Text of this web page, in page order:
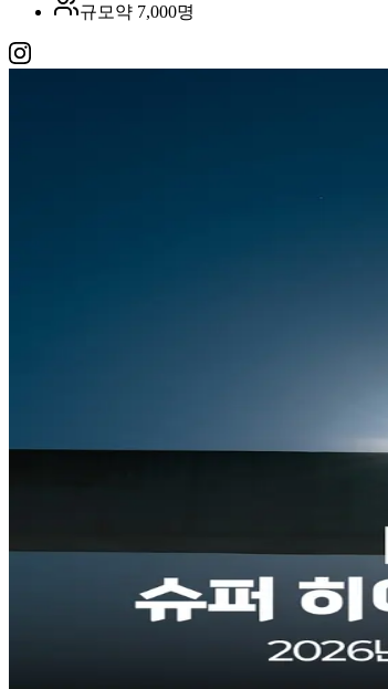
규모 약 7,000명